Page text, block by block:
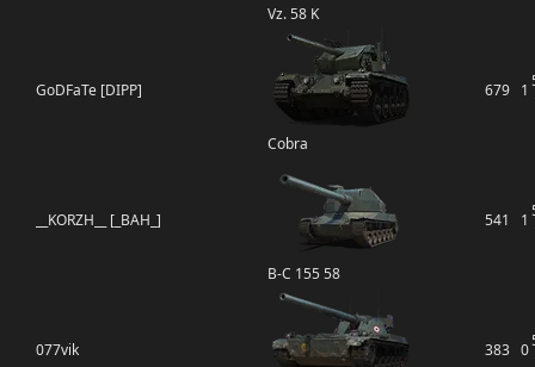
Vz. 58 K
GoDFaTe [DIPP]
Cobra
679 1
__KORZH__ [_BAH_]
B-C 155 58
541 1
077vik 383 0